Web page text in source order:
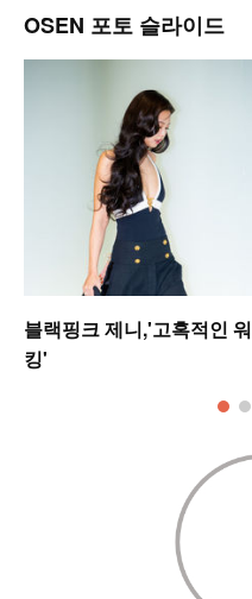
OSEN 포토 슬라이드
블랙핑크 제니,'고혹적인 워
킹'